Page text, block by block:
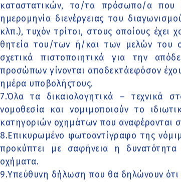
καταστατικών, το/τα πρόσωπο/α που
ημερομηνία διενέργειας του
κλπ.), τυχόν τρίτοι, στους οποίους
θητεία του/των ή/και των μελών του
σχετικά πιστοποιητικά για την
προσώπων γίνονται αποδεκτάεφόσον
ημέρα υποβολήςτους.
7.Όλα τα δικαιολογητικά – τεχνικά
νομοθεσία και νομιμοποιούν το
κατηγοριών οχημάτων που αναφέρονται
8.Επικυρωμένο φωτοαντίγραφο της
προκύπτει με σαφήνεια η
οχήματα.
9.Υπεύθυνη δήλωση που θα δηλώνουν